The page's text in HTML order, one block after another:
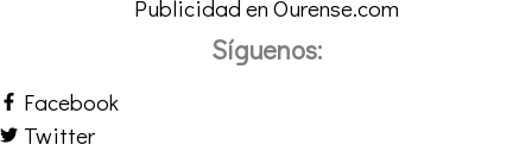
Publicidad en Ourense.com
Síguenos:
Facebook
Twitter